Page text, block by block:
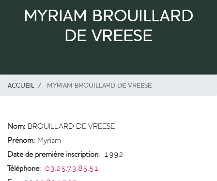
MYRIAM BROUILLARD
DE VREESE
ACCUEIL MYRIAM BROUILLARD DE VREESE
Nom: BROUILLARD DE VREESE
Prénom: Myriam
Date de première inscription: 1992
Téléphone: 03.25.73.85.51